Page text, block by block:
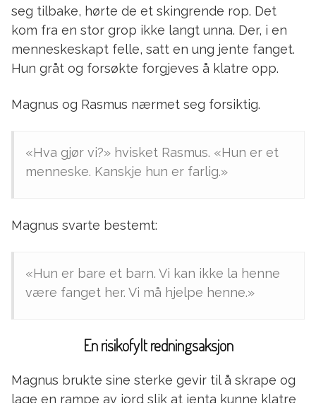
seg tilbake, hørte de et skingrende rop. Det
kom fra en stor grop ikke langt unna. Der, i en
menneskeskapt felle, satt en ung jente fanget.
Hun gråt og forsøkte forgjeves å klatre opp.
Magnus og Rasmus nærmet seg forsiktig.
«Hva gjør vi?» hvisket Rasmus. «Hun er et
menneske. Kanskje hun er farlig.»
Magnus svarte bestemt:
«Hun er bare et barn. Vi kan ikke la henne
være fanget her. Vi må hjelpe henne.»
En risikofylt redningsaksjon
Magnus brukte sine sterke gevir til å skrape og
lage en rampe av jord slik at jenta kunne klatre